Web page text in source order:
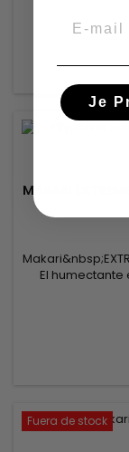
cutis mientras
MAKARI
El
la textura
daño y
Fuera de stock
Je